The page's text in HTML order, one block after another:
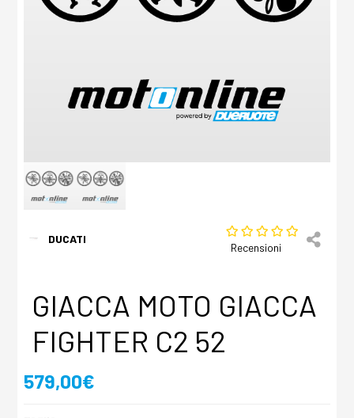
DUCATI
Recensioni
GIACCA MOTO GIACCA
FIGHTER C2 52
579,00€